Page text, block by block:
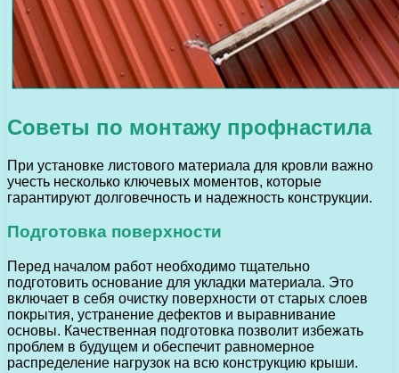
Советы по монтажу профнастила
При установке листового материала для кровли важно
учесть несколько ключевых моментов, которые
гарантируют долговечность и надежность конструкции.
Подготовка поверхности
Перед началом работ необходимо тщательно
подготовить основание для укладки материала. Это
включает в себя очистку поверхности от старых слоев
покрытия, устранение дефектов и выравнивание
основы. Качественная подготовка позволит избежать
проблем в будущем и обеспечит равномерное
распределение нагрузок на всю конструкцию крыши.